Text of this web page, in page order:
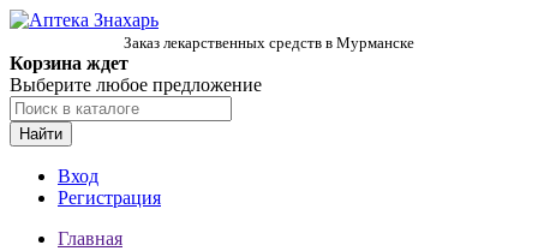
Заказ лекарственных средств в Мурманске
Корзина ждет
Выберите любое предложение
Найти
Вход
Регистрация
Главная